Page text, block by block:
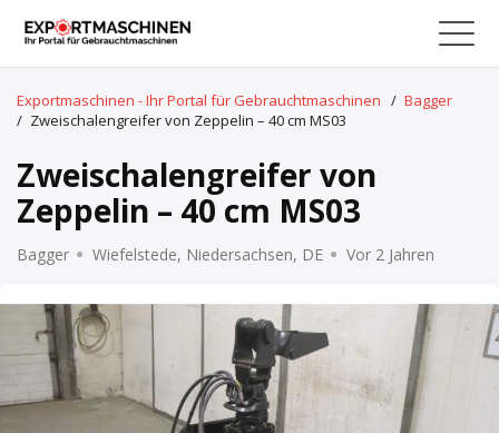
Exportmaschinen - Ihr Portal für Gebrauchtmaschinen / Bagger
/ Zweischalengreifer von Zeppelin – 40 cm MS03
Zweischalengreifer von
Zeppelin – 40 cm MS03
Bagger Wiefelstede, Niedersachsen, DE Vor 2 Jahren